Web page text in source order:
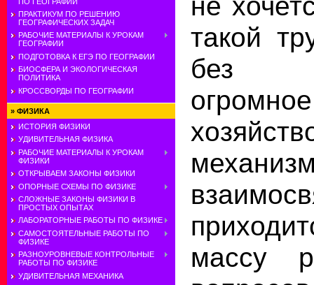
ПРАКТИКУМ ПО РЕШЕНИЮ
ГЕОГРАФИЧЕСКИХ ЗАДАЧ
РАБОЧИЕ МАТЕРИАЛЫ К УРОКАМ
ГЕОГРАФИИ
ПОДГОТОВКА К ЕГЭ ПО ГЕОГРАФИИ
БИОСФЕРА И ЭКОЛОГИЧЕСКАЯ
ПОЛИТИКА
КРОССВОРДЫ ПО ГЕОГРАФИИ
» ФИЗИКА
ИСТОРИЯ ФИЗИКИ
УДИВИТЕЛЬНАЯ ФИЗИКА
РАБОЧИЕ МАТЕРИАЛЫ К УРОКАМ
ФИЗИКИ
ОТКРЫВАЕМ ЗАКОНЫ ФИЗИКИ
ОПОРНЫЕ СХЕМЫ ПО ФИЗИКЕ
СЛОЖНЫЕ ЗАКОНЫ ФИЗИКИ В
ПРОСТЫХ ОПЫТАХ
ЛАБОРАТОРНЫЕ РАБОТЫ ПО ФИЗИКЕ
САМОСТОЯТЕЛЬНЫЕ РАБОТЫ ПО
ФИЗИКЕ
РАЗНОУРОВНЕВЫЕ КОНТРОЛЬНЫЕ
РАБОТЫ ПО ФИЗИКЕ
УДИВИТЕЛЬНАЯ МЕХАНИКА
такой
без
массу